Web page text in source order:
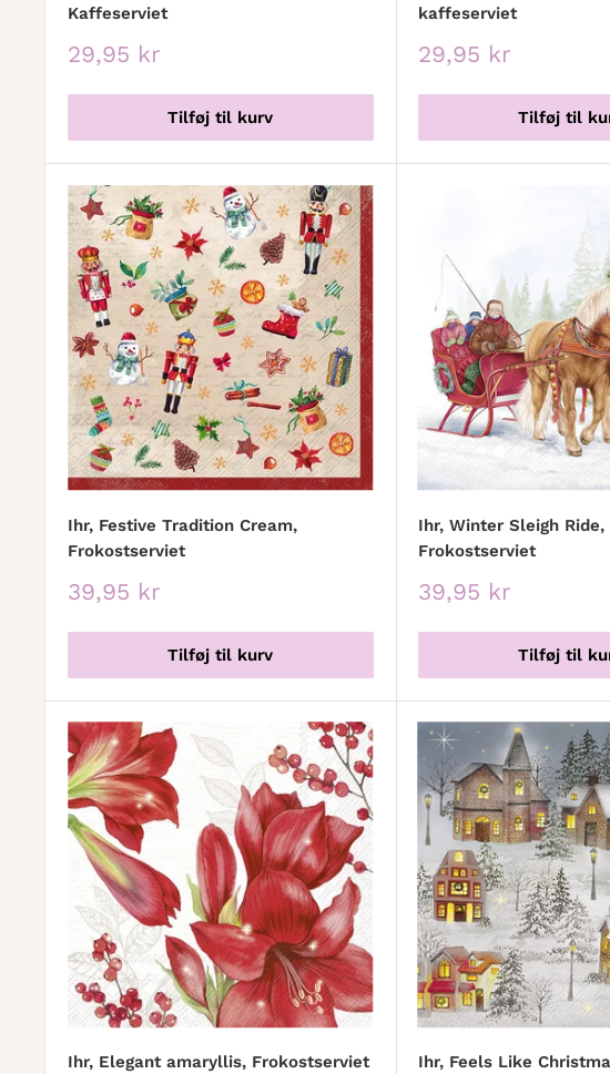
Kaffeserviet
Udsalgspris
29,95 kr
Tilføj til kurv
kaffeserviet
Udsalgspris
29,95 kr
Tilføj til
Ihr, Festive Tradition Cream,
Frokostserviet
Udsalgspris
39,95 kr
Tilføj til kurv
Ihr, Winter Sleigh Ride,
Frokostserviet
Udsalgspris
39,95 kr
Tilføj til
Ihr, Elegant amaryllis, Frokostserviet
Ihr, Feels Like